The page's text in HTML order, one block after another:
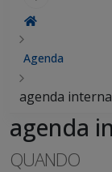
Agenda
agenda interna
agenda
QUANDO